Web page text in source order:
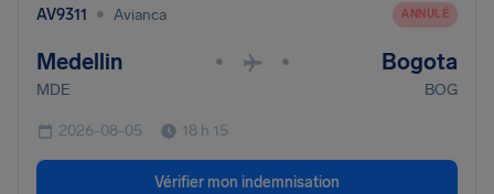
AV9311 • Avianca ANNULÉ
Medellin • • Bogota
MDE BOG
2026-08-05 18 h 15
Vérifier mon indemnisation